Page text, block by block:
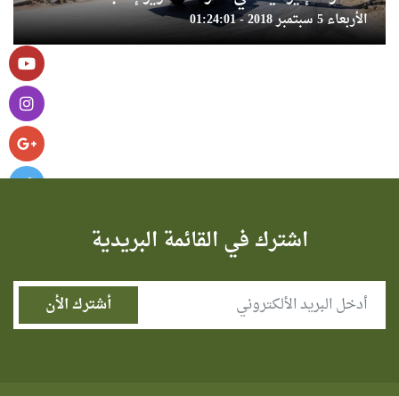
الأربعاء 5 سبتمبر 2018 - 01:24:01
اشترك في القائمة البريدية